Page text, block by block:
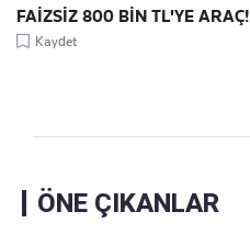
FAİZSİZ 800 BİN TL'YE ARAÇ!
Kaydet
ÖNE ÇIKANLAR